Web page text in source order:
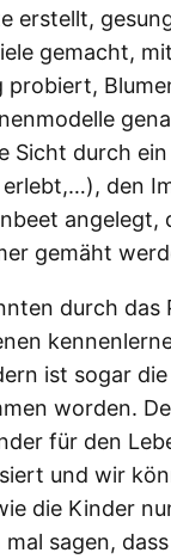
erstellt,
gemacht,
probiert,
Sicht durch ein
den
angelegt,
gemäht
durch das
ist sogar
worden.
für den
und wir
die Kinder
sagen,